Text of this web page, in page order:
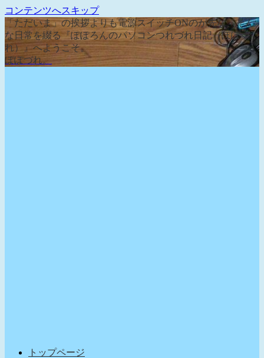
コンテンツへスキップ
「ただいま」の挨拶よりも電源スイッチONのが先な、そん
な日常を綴る『ぽぽろんのパソコンつれづれ日記（ぽぽづ
れ）』へようこそ。
ぽぽづれ。
トップページ